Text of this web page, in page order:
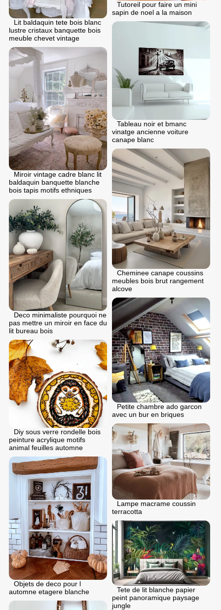
Tutoreil pour faire un mini
sapin de noel a la maison
Lit baldaquin tete bois blanc
lustre cristaux banquette bois
meuble chevet vintage
Tableau noir et bmanc
vinatge ancienne voiture
canape blanc
Miroir vintage cadre blanc lit
baldaquin banquette blanche
bois tapis motifs ethniques
Cheminee canape coussins
meubles bois brut rangement
alcove
Deco minimaliste pourquoi ne
pas mettre un miroir en face du
lit bureau bois
Petite chambre ado garcon
avec un bur en briques
Diy sous verre rondelle bois
peinture acrylique motifs
animal feuilles automne
Lampe macrame coussin
terracotta
Objets de deco pour l
automne etagere blanche
Tete de lit blanche papier
peint panoramique paysage
jungle